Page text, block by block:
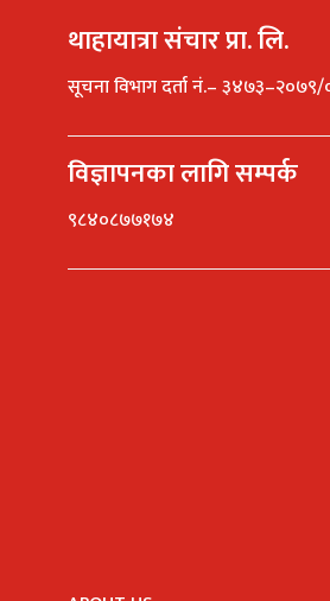
थाहायात्रा संचार प्रा. लि.
सूचना विभाग दर्ता नं.–
विज्ञापनका लागि सम्पर्क
९८४०८७७१७४